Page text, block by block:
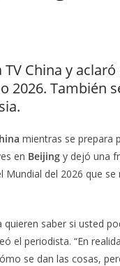
China y
2026. También
mientras se prepara
en Beijing y dejó una
del 2026 que se
saber si usted
el periodista. “En
se dan las cosas,